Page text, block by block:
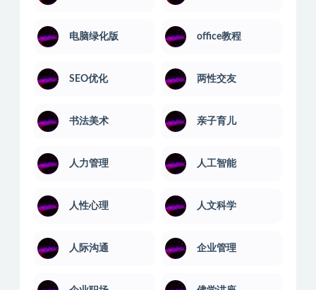
电脑绿化版 office教程
SEO优化 两性交友
书法美术 亲子育儿
人力管理 人工智能
人性心理 人文科学
人际沟通 企业管理